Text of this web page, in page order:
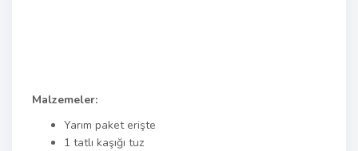
Malzemeler:
Yarım paket erişte
1 tatlı kaşığı tuz